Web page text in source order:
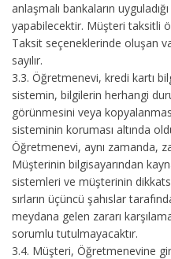
anlaşmalı bankaların
yapabilecektir. Müşteri taksitli
Taksit seçeneklerinde oluşan
sayılır.
3.3. Öğretmenevi, kredi kartı
sistemin, bilgilerin herhangi
görünmesini veya
sisteminin koruması altında
Öğretmenevi, aynı zamanda,
Müşterinin bilgisayarından
sistemleri ve müşterinin
sırların üçüncü şahıslar
meydana gelen zararı
sorumlu tutulmayacaktır.
3.4. Müşteri, Öğretmenevine